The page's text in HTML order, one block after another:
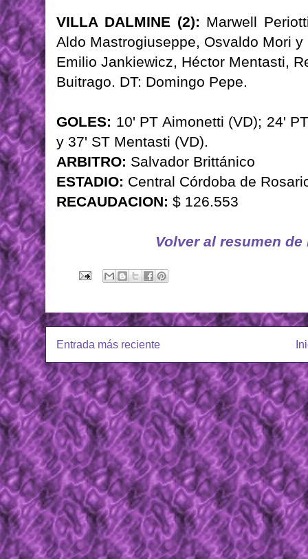
VILLA DALMINE (2): Marwell
Aldo Mastrogiuseppe, Osvaldo Mori
Emilio Jankiewicz, Héctor Mentasti,
Buitrago. DT: Domingo Pepe.
GOLES: 10' PT Aimonetti (VD); 24'
y 37' ST Mentasti (VD).
ARBITRO: Salvador Brittánico
ESTADIO: Central Córdoba de
RECAUDACION: $ 126.553
Volver al resumen
Entrada más reciente